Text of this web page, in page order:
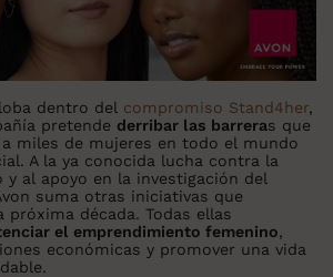
dentro del compromiso Stand4her,
pretende derribar las barreras que
miles de mujeres en todo el mundo
A la ya conocida lucha contra la
y al apoyo en la investigación del
suma otras iniciativas que
próxima década. Todas ellas
el emprendimiento femenino,
económicas y promover una vida